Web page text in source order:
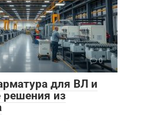
0
для ВЛ и
из